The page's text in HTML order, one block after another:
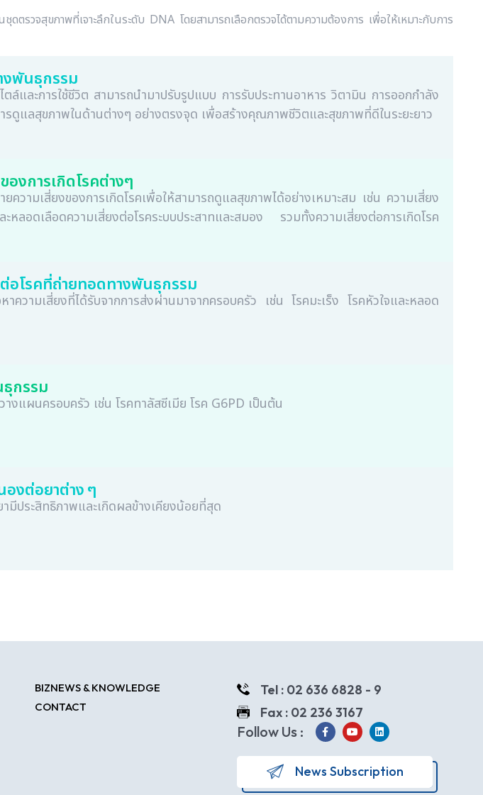
ตรวจสุขภาพที่เจาะลึกในระดับ DNA โดยสามารถเลือกตรวจได้ตามความต้องการ เพื่อให้เหมาะกับการ
งพันธุกรรม
ตล์และการใช้ชีวิต สามารถนำมาปรับรูปแบบ การรับประทานอาหาร วิตามิน การออกกำลัง
รดูแลสุขภาพในด้านต่างๆ อย่างตรงจุด เพื่อสร้างคุณภาพชีวิตและสุขภาพที่ดีในระยะยาว
องการเกิดโรคต่างๆ
ยความเสี่ยงของการเกิดโรคเพื่อให้สามารถดูแลสุขภาพได้อย่างเหมาะสม เช่น ความเสี่ยง
ะหลอดเลือดความเสี่ยงต่อโรคระบบประสาทและสมอง รวมทั้งความเสี่ยงต่อการเกิดโรค
ต่อโรคที่ถ่ายทอดทางพันธุกรรม
าความเสี่ยงที่ได้รับจากการส่งผ่านมาจากครอบครัว เช่น โรคมะเร็ง โรคหัวใจและหลอด
กรรม
งแผนครอบครัว เช่น โรคทาลัสซีเมีย โรค G6PD เป็นต้น
งต่อยาต่าง ๆ
ามีประสิทธิภาพและเกิดผลข้างเคียงน้อยที่สุด
BIZNEWS & KNOWLEDGE
CONTACT
Tel : 02 636 6828 - 9
Fax : 02 236 3167
Follow Us :
News Subscription